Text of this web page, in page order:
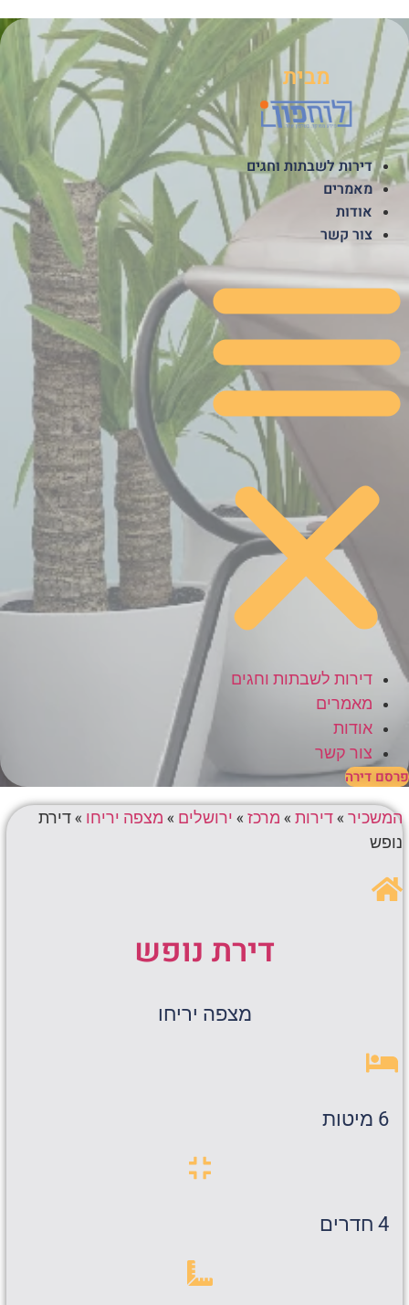
לתוכן
מבית
דירות לשבתות וחגים
מאמרים
אודות
צור קשר
דירות לשבתות וחגים
מאמרים
אודות
צור קשר
פרסם דירה
המשכיר »דירות » מרכז » ירושלים » מצפה יריחו »דירת
נופש
דירת נופש
מצפה יריחו
6 מיטות
4 חדרים